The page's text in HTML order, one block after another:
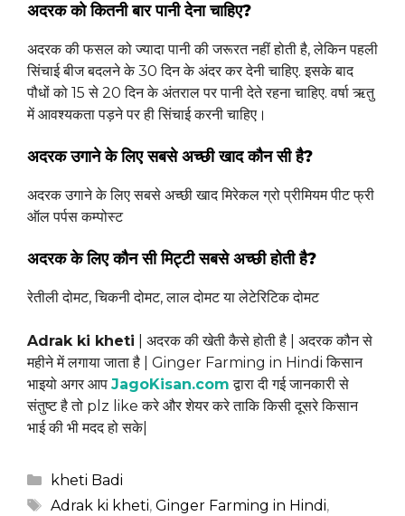
अदरक को कितनी बार पानी देना चाहिए?
अदरक की फसल को ज्यादा पानी की जरूरत नहीं होती है, लेकिन पहली
सिंचाई बीज बदलने के 30 दिन के अंदर कर देनी चाहिए. इसके बाद
पौधों को 15 से 20 दिन के अंतराल पर पानी देते रहना चाहिए. वर्षा ऋतु
में आवश्यकता पड़ने पर ही सिंचाई करनी चाहिए।
अदरक उगाने के लिए सबसे अच्छी खाद कौन सी है?
अदरक उगाने के लिए सबसे अच्छी खाद मिरेकल ग्रो प्रीमियम पीट फ्री
ऑल पर्पस कम्पोस्ट
अदरक के लिए कौन सी मिट्टी सबसे अच्छी होती है?
रेतीली दोमट, चिकनी दोमट, लाल दोमट या लेटेरिटिक दोमट
Adrak ki kheti | अदरक की खेती कैसे होती है | अदरक कौन से
महीने में लगाया जाता है | Ginger Farming in Hindi किसान
भाइयो अगर आप JagoKisan.com द्वारा दी गई जानकारी से
संतुष्ट है तो plz like करे और शेयर करे ताकि किसी दूसरे किसान
भाई की भी मदद हो सके|
Categories
kheti Badi
Tags
Adrak ki kheti, Ginger Farming in Hindi,